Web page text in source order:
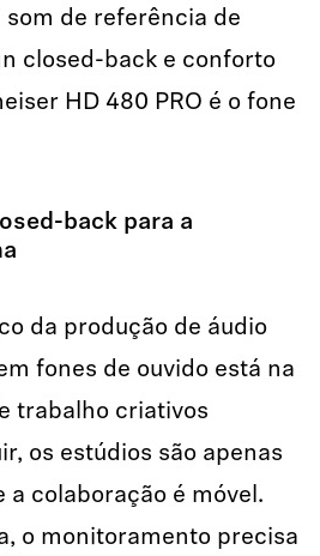
som de referência de
closed-back e conforto
HD 480 PRO é o fone
back para a
da produção de áudio
fones de ouvido está na
trabalho criativos
os estúdios são apenas
a colaboração é móvel.
o monitoramento precisa